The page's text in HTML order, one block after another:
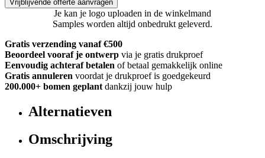
Vrijblijvende offerte aanvragen
Je kan je logo uploaden in de winkelmand
Samples worden altijd onbedrukt geleverd.
Gratis verzending vanaf €500
Beoordeel vooraf je ontwerp via je gratis drukproef
Eenvoudig achteraf betalen of betaal gemakkelijk online
Gratis annuleren voordat je drukproef is goedgekeurd
200.000+ bomen geplant dankzij jouw hulp
Alternatieven
Omschrijving